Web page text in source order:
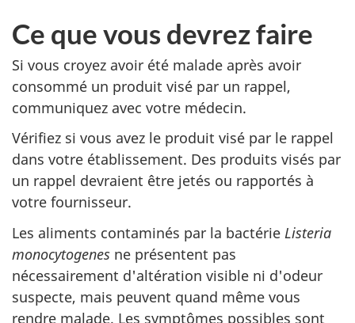
Ce que vous devrez faire
Si vous croyez avoir été malade après avoir
consommé un produit visé par un rappel,
communiquez avec votre médecin.
Vérifiez si vous avez le produit visé par le rappel
dans votre établissement. Des produits visés par
un rappel devraient être jetés ou rapportés à
votre fournisseur.
Les aliments contaminés par la bactérie Listeria
monocytogenes ne présentent pas
nécessairement d'altération visible ni d'odeur
suspecte, mais peuvent quand même vous
rendre malade. Les symptômes possibles sont